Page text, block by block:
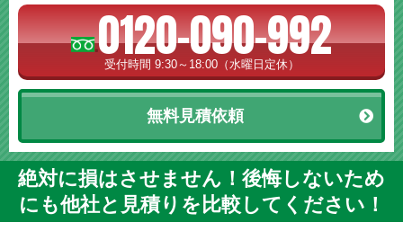
0120-090-992
受付時間 9:30～18:00（水曜日定休）
無料見積依頼
絶対に損はさせません！後悔しないため
にも他社と見積りを比較してください！